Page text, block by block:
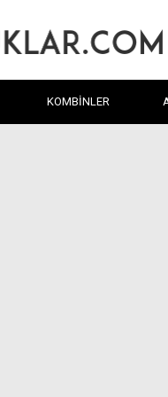
KOMBINLER